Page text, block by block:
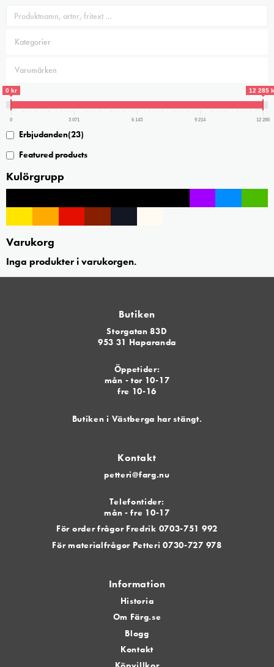
0 kr 12 285
0 3 071 6 143 9 214 12 285
Erbjudanden(23)
Featured products
Kulörgrupp
Varukorg
Inga produkter i varukorgen.
Butiken
Storgatan 83D
953 31 Haparanda
Öppetider:
mån - tor 10-17
fre 10-16
Butiken i Västberga har stängt.
Kontakt
petteri@farg.nu
Telefontider:
mån - fre 10-17
För order frågor Fredrik 0703-751 992
För materialfrågor Petteri 0730-727 978
Information
Historia
Om Färg.se
Blogg
Kontakt